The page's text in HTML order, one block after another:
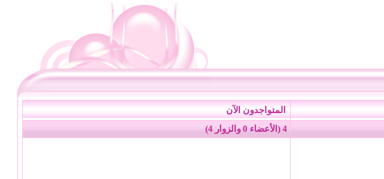
المتواجدون الآن
4 (الأعضاء 0 والزوار 4)